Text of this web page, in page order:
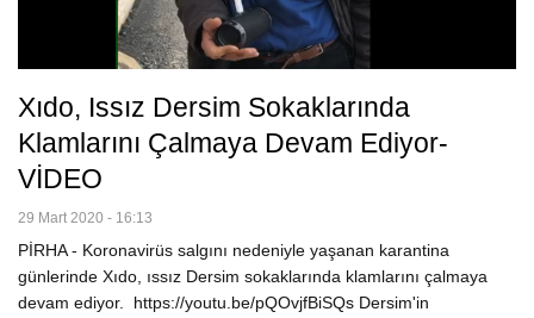
Xıdo, Issız Dersim Sokaklarında
Klamlarını Çalmaya Devam Ediyor-
VİDEO
29 Mart 2020 - 16:13
PİRHA - Koronavirüs salgını nedeniyle yaşanan karantina
günlerinde Xıdo, ıssız Dersim sokaklarında klamlarını çalmaya
devam ediyor. https://youtu.be/pQOvjfBiSQs Dersim'in